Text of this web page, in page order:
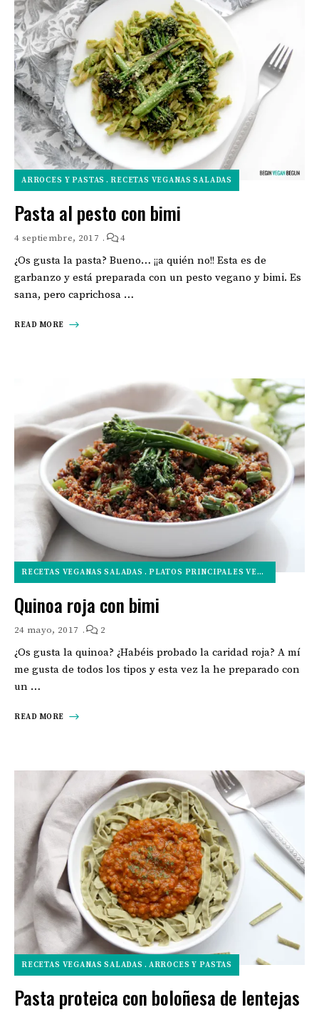
ARROCES Y PASTAS RECETAS VEGANAS SALADAS
Pasta al pesto con bimi
4 septiembre, 2017 4
¿Os gusta la pasta? Bueno… ¡¡a quién no!! Esta es de
garbanzo y está preparada con un pesto vegano y bimi. Es
sana, pero caprichosa …
READ MORE
RECETAS VEGANAS SALADAS PLATOS PRINCIPALES VEGANOS
Quinoa roja con bimi
24 mayo, 2017 2
¿Os gusta la quinoa? ¿Habéis probado la caridad roja? A mí
me gusta de todos los tipos y esta vez la he preparado con
un …
READ MORE
RECETAS VEGANAS SALADAS ARROCES Y PASTAS
Pasta proteica con boloñesa de lentejas